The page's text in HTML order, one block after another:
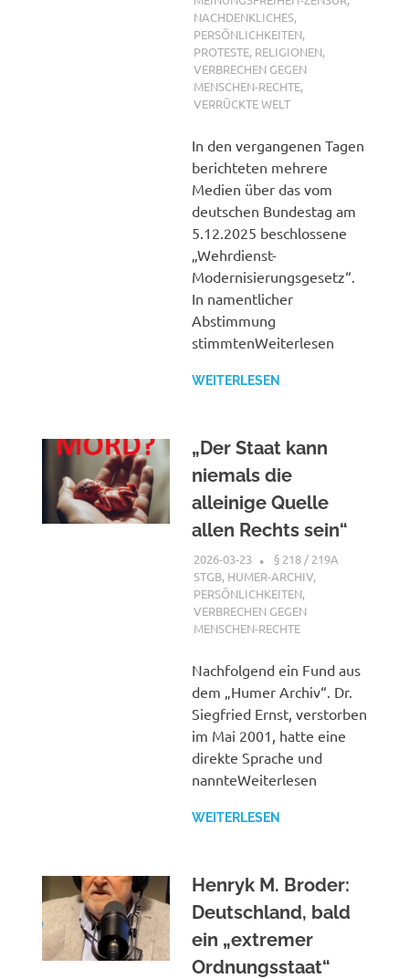
NACHDENKLICHES,
PERSÖNLICHKEITEN,
PROTESTE, RELIGIONEN,
VERBRECHEN GEGEN
MENSCHEN-RECHTE,
VERRÜCKTE WELT
In den vergangenen Tagen
berichteten mehrere
Medien über das vom
deutschen Bundestag am
5.12.2025 beschlossene
„Wehrdienst-
Modernisierungsgesetz“.
In namentlicher
Abstimmung
stimmtenWeiterlesen
WEITERLESEN
„Der Staat kann
niemals die
alleinige Quelle
allen Rechts sein“
2026-03-23 XX
§ 218 / 219A
STGB, HUMER-ARCHIV,
PERSÖNLICHKEITEN,
VERBRECHEN GEGEN
MENSCHEN-RECHTE
Nachfolgend ein Fund aus
dem „Humer Archiv“. Dr.
Siegfried Ernst, verstorben
im Mai 2001, hatte eine
direkte Sprache und
nannteWeiterlesen
WEITERLESEN
Henryk M. Broder:
Deutschland, bald
ein „extremer
Ordnungsstaat“